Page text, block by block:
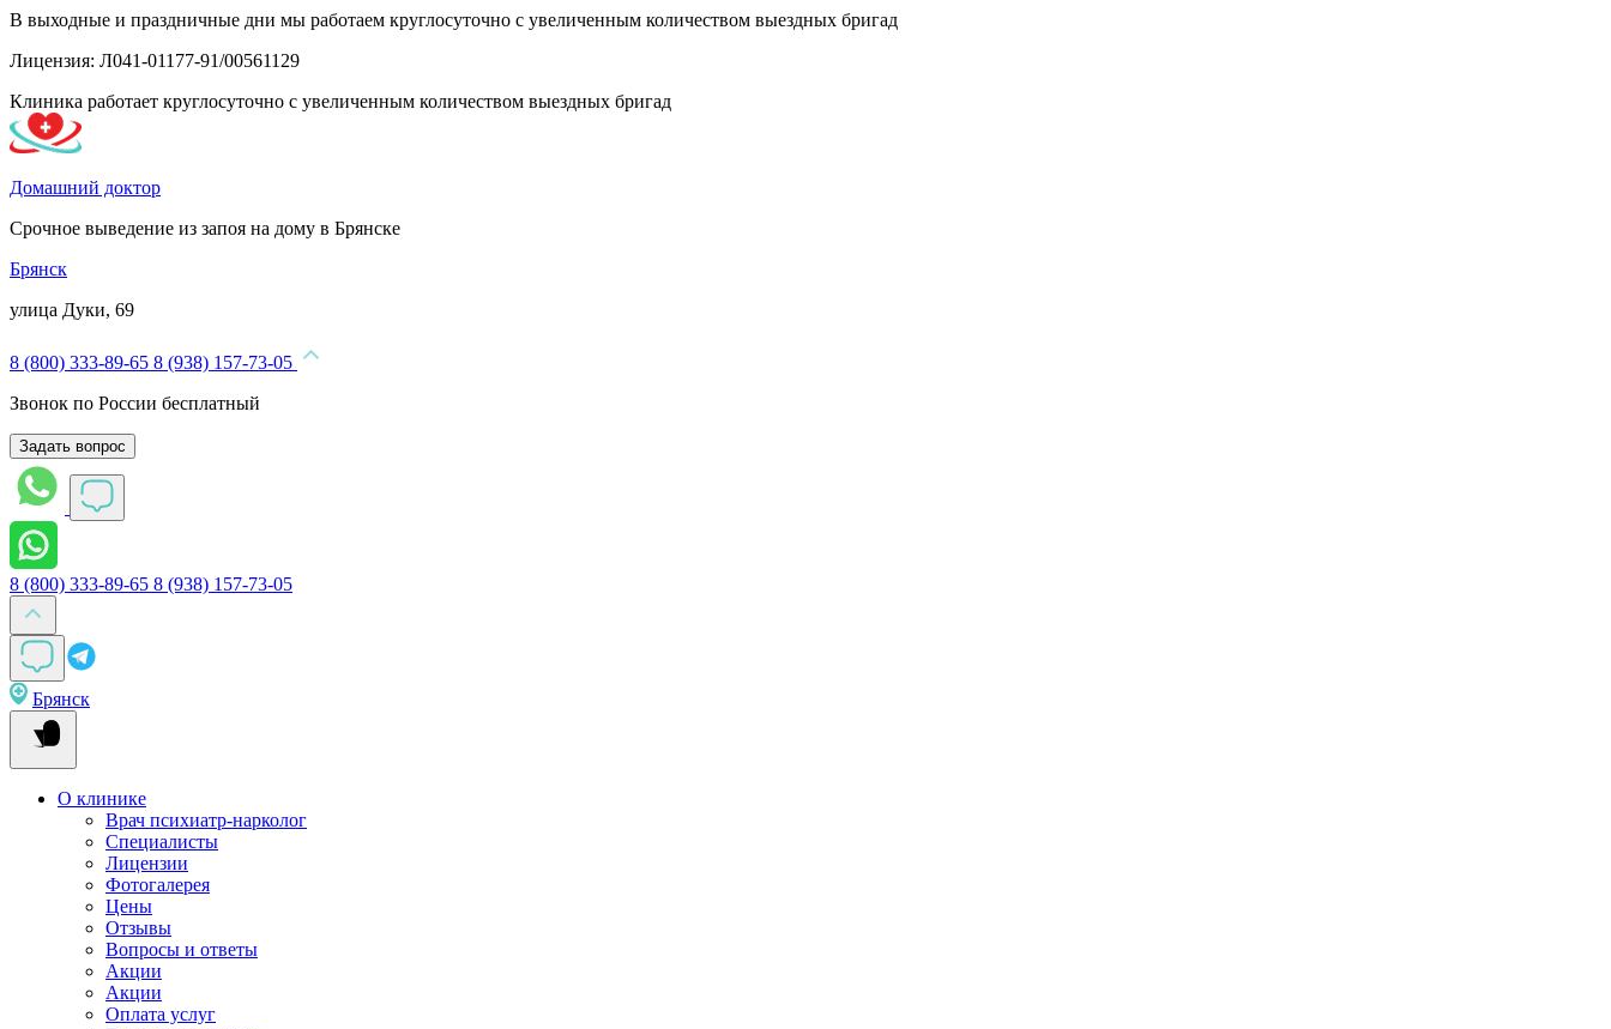
В выходные и праздничные дни мы работаем круглосуточно с увеличенным количеством выездных бригад
Лицензия: Л041-01177-91/00561129
Клиника работает круглосуточно с увеличенным количеством выездных бригад
Домашний доктор
Срочное выведение из запоя на дому в Брянске
Брянск
улица Дуки, 69
8 (800) 333-89-65 8 (938) 157-73-05
Звонок по России бесплатный
Задать вопрос
8 (800) 333-89-65 8 (938) 157-73-05
Брянск
О клинике
Врач психиатр-нарколог
Специалисты
Лицензии
Фотогалерея
Цены
Отзывы
Вопросы и ответы
Акции
Акции
Оплата услуг